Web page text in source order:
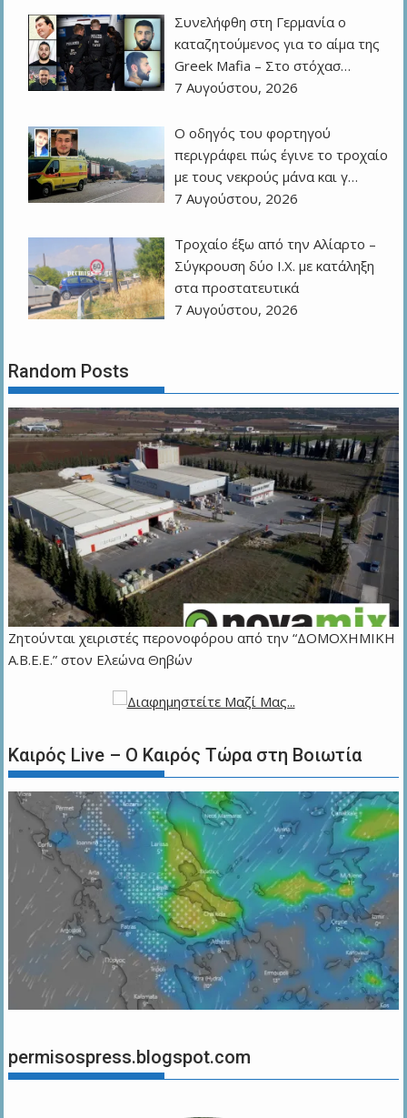
Συνελήφθη στη Γερμανία ο
καταζητούμενος για το αίμα της
Greek Mafia – Στο στόχασ…
7 Αυγούστου, 2026
Ο οδηγός του φορτηγού
περιγράφει πώς έγινε το τροχαίο
με τους νεκρούς μάνα και γ…
7 Αυγούστου, 2026
Τροχαίο έξω από την Αλίαρτο –
Σύγκρουση δύο Ι.Χ. με κατάληξη
στα προστατευτικά
7 Αυγούστου, 2026
Random Posts
Ζητούνται χειριστές περονοφόρου από την “ΔΟΜΟΧΗΜΙΚΗ
Α.Β.Ε.Ε.” στον Ελεώνα Θηβών
Καιρός Live – Ο Καιρός Τώρα στη Βοιωτία
permisospress.blogspot.com